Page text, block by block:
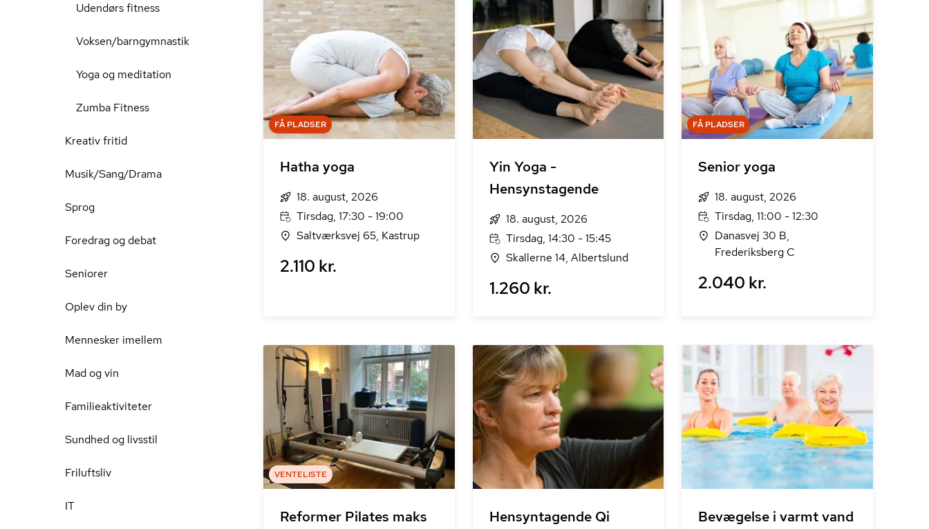
Udendørs fitness
Voksen/barngymnastik
Yoga og meditation
Zumba Fitness
Kreativ fritid
Musik/Sang/Drama
Sprog
Foredrag og debat
Seniorer
Oplev din by
Mennesker imellem
Mad og vin
Familieaktiviteter
Sundhed og livsstil
Friluftsliv
IT
FÅ PLADSER
Hatha yoga
18. august, 2026
Tirsdag, 17:30 - 19:00
Saltværksvej 65, Kastrup
2.110 kr.
Yin Yoga -
Hensynstagende
18. august, 2026
Tirsdag, 14:30 - 15:45
Skallerne 14, Albertslund
1.260 kr.
FÅ PLADSER
Senior yoga
18. august, 2026
Tirsdag, 11:00 - 12:30
Danasvej 30 B,
Frederiksberg C
2.040 kr.
VENTELISTE
Reformer Pilates maks
Hensyntagende Qi
Bevægelse i varmt vand